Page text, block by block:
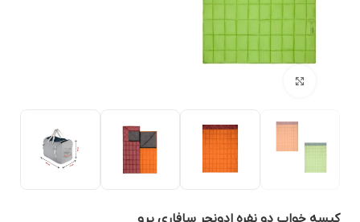
بزرگنمایی تصویر